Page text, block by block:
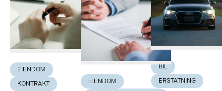
EIENDOM
KONTRAKT EIENDOM
BIL
ERSTATNING